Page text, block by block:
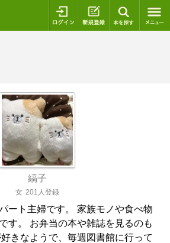
ログイン 新規登録
縞子
女 201人登録
ート主婦です。 家族モノや食べ物
す。 お弁当の本や雑誌を見るのも
きなようで、毎週図書館に行って